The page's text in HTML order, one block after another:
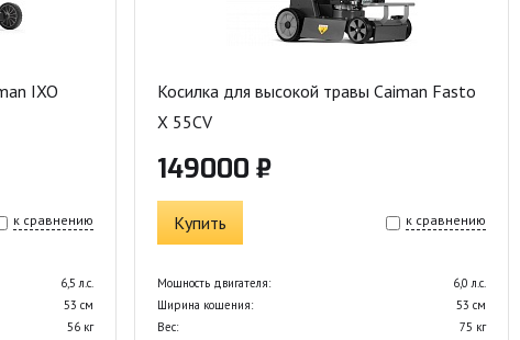
IXO
к сравнению
6,5 л.с.
53 см
56 кг
Косилка для высокой травы Caiman Fasto
X 55CV
149000 ₽
Купить к сравнению
Мощность двигателя:
6,0 л.с.
Ширина кошения:
53 см
Вес:
75 кг